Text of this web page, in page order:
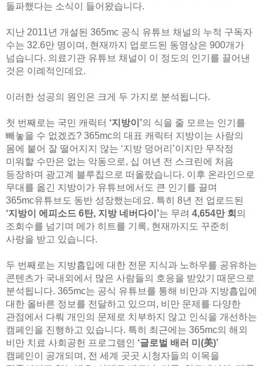
돌파했다는 소식이 들어왔습니다.
지난 2011년 개설된 365mc 공식 유튜브 채널의 누적 구독자
수는 32.6만 명이며, 현재까지 업로드된 동영상은 900개가
넘습니다. 의료기관 유튜브 채널이 이 정도의 인기를 끌어낸
것은 이례적인데요.
이러한 성공의 원인은 크게 두 가지로 분석됩니다.
첫 번째로는 국민 캐릭터 ‘지방이’의 식을 줄 모르는 인기를
빼놓을 수 없겠죠? 365mc의 대표 캐릭터 지방이는 사람의
몸에 붙어 잘 떨어지지 않는 ‘지방 덩어리’이지만 무작정
미워할 수만은 없는 악동으로, 십 여년 전 스크린에 처음
등장하며 광고계 블루칩으로 떠올랐습니다. 이후 온라인으로
무대를 옮긴 지방이가 유튜브에서도 큰 인기를 끌며
365mc유튜브도 동반 성장했는데요. 특히 8년 전 업로드된
‘지방이 에피소드 6탄, 지방 네버다이’는 무려 4,654만 회 의
조회수를 넘기며 메가 히트를 기록, 현재까지도 꾸준히
사랑을 받고 있습니다.
두 번째로는 지방흡입에 대한 전문 지식과 노하우를 공유하는
콘텐츠가 국내외에서 많은 사람들의 호응을 받았기 때문으로
분석됩니다. 365mc는 공식 유튜브를 통해 비만과 지방흡입에
대한 올바른 정보를 전달하고 있으며, 비만 문제를 다양한
관점에서 다뤄 개인의 문제로 치부하지 않고 인식을 개선하는
캠페인을 진행하고 있습니다. 특히 최근에는 365mc의 해외
비만 치료 사회공헌 프로그램인
‘글로벌 배러 미(美)’
캠페인이 공개되며, 전 세계 곳곳 시청자들의 이목을